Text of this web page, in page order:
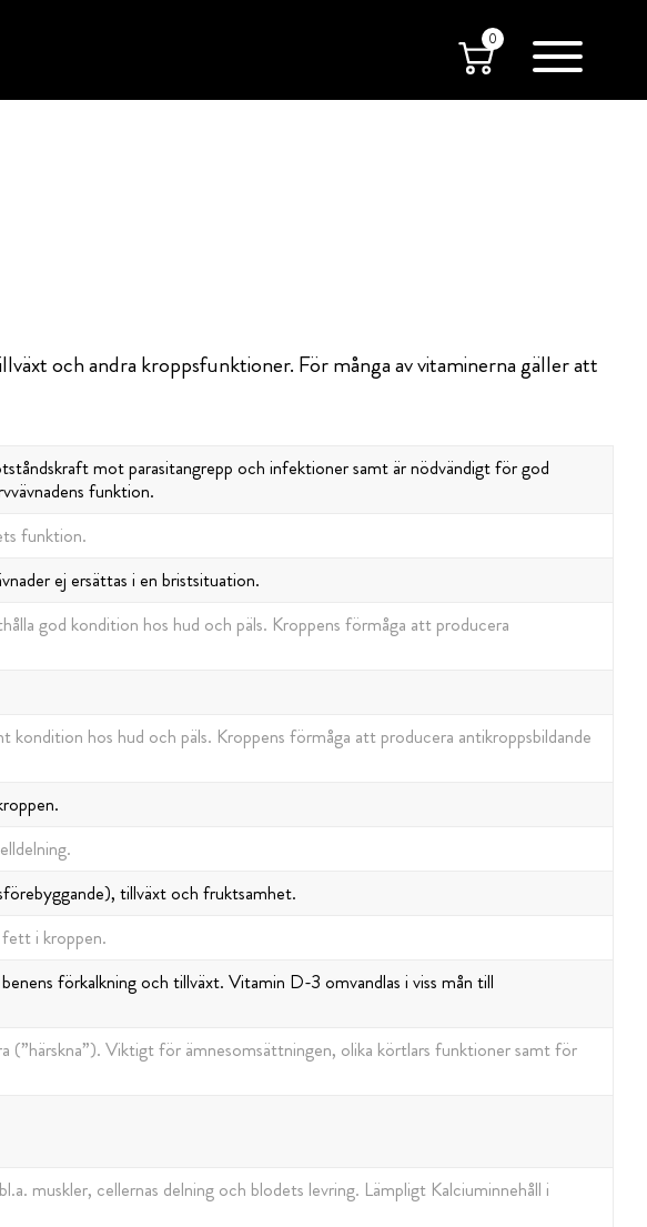
0
och andra kroppsfunktioner. För många av vitaminerna gäller att
mot parasitangrepp och infektioner samt är nödvändigt för god
funktion.
funktion.
ej ersättas i en bristsituation.
god kondition hos hud och päls. Kroppens förmåga att producera
hos hud och päls. Kroppens förmåga att producera antikroppsbildande
tillväxt och fruktsamhet.
i kroppen.
förkalkning och tillväxt. Vitamin D-3 omvandlas i viss mån till
(”härskna”). Viktigt för ämnesomsättningen, olika körtlars funktioner samt för
muskler, cellernas delning och blodets levring. Lämpligt Kalciuminnehåll i